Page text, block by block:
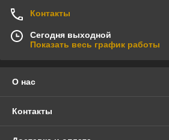
Контакты
Сегодня выходной
Показать весь график работы
О нас
Контакты